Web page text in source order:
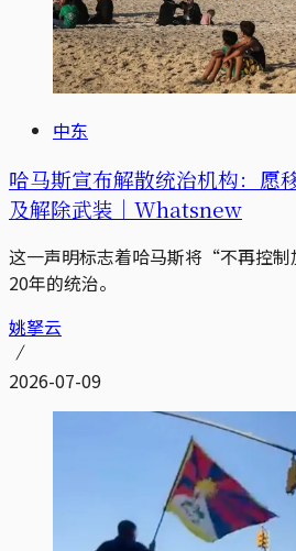
中东
哈马斯宣布解散统治机构：愿
及解除武装｜Whatsnew
这一声明标志着哈马斯将“不再控
20年的统治。
姚拏云
2026-07-09